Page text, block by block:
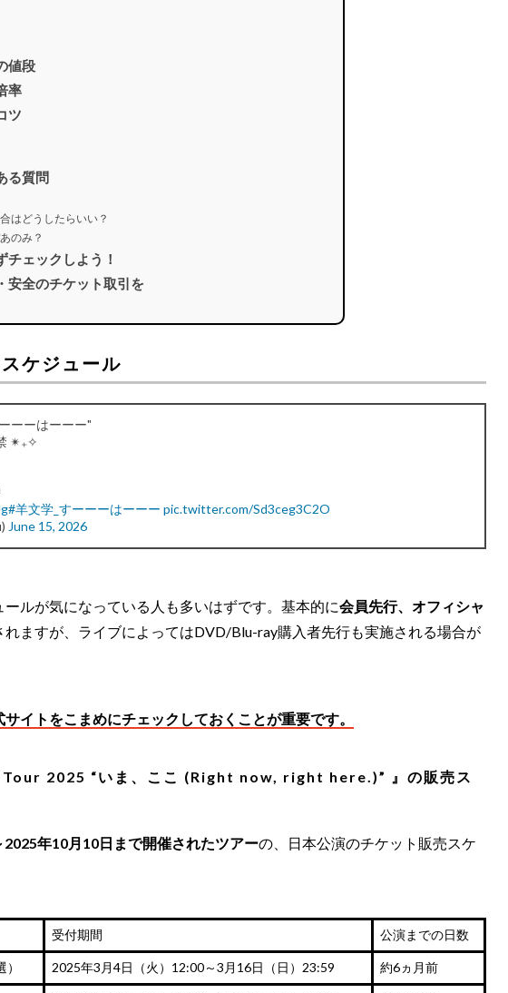
値段
率
ツ
る質問
はどうしたらいい？
のみ？
ェックしよう！
安全のチケット取引を
ケジュール
ーーはーーー"
✴︎₊✧
#羊文学_すーーーはーーー pic.twitter.com/Sd3ceg3C2O
June 15, 2026
ルが気になっている人も多いはずです。基本的に会員先行、オフィシャ
れますが、ライブによってはDVD/Blu-ray購入者先行も実施される場合が
イトをこまめにチェックしておくことが重要です。
2025 “いま、ここ (Right now, right here.)” 』の販売ス
年10月10日まで開催されたツアーの、日本公演のチケット販売スケ
受付期間 公演までの日数
2025年3月4日（火）12:00～3月16日（日）23:59 約6ヵ月前